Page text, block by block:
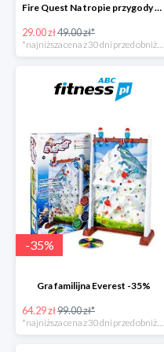
Fire Quest Na tropie przygody -41%
29.00 zł49.00 zł*
-35%
Gra familijna Everest -35%
64.29 zł99.00 zł*
*najniższa cena z 30 dni przed obniżką